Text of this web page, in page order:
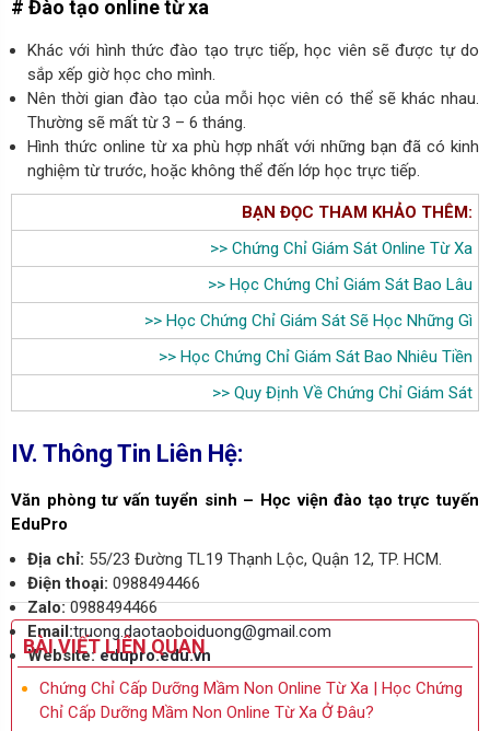
# Đào tạo online từ xa
Khác với hình thức đào tạo trực tiếp, học viên sẽ được tự do
sắp xếp giờ học cho mình.
Nên thời gian đào tạo của mỗi học viên có thể sẽ khác nhau.
Thường sẽ mất từ 3 – 6 tháng.
Hình thức online từ xa phù hợp nhất với những bạn đã có kinh
nghiệm từ trước, hoặc không thể đến lớp học trực tiếp.
BẠN ĐỌC THAM KHẢO THÊM:
>> Chứng Chỉ Giám Sát Online Từ Xa
>> Học Chứng Chỉ Giám Sát Bao Lâu
>> Học Chứng Chỉ Giám Sát Sẽ Học Những Gì
>> Học Chứng Chỉ Giám Sát Bao Nhiêu Tiền
>> Quy Định Về Chứng Chỉ Giám Sát
IV. Thông Tin Liên Hệ:
Văn phòng tư vấn tuyển sinh – Học viện đào tạo trực tuyến
EduPro
Địa chỉ: 55/23 Đường TL19 Thạnh Lộc, Quận 12, TP. HCM.
Điện thoại: 0988494466
Zalo:0988494466
Email:truong.daotaoboiduong@gmail.com
Website: edupro.edu.vn
BÀI VIẾT LIÊN QUAN
Chứng Chỉ Cấp Dưỡng Mầm Non Online Từ Xa | Học Chứng
Chỉ Cấp Dưỡng Mầm Non Online Từ Xa Ở Đâu?